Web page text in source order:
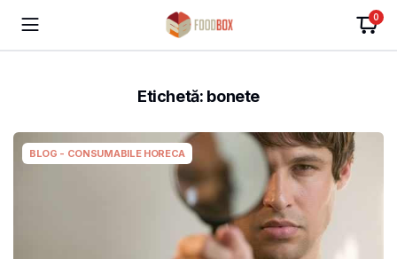
0
Etichetă: bonete
BLOG - CONSUMABILE HORECA